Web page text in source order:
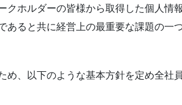
クホルダーの皆様から取得した個人情
ると共に経営上の最重要な課題の一
め、以下のような基本方針を定め全社